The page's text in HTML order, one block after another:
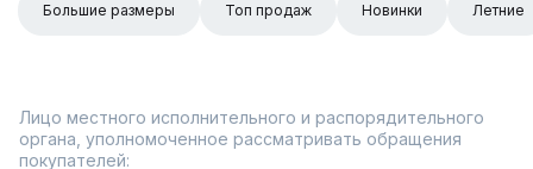
Большие размеры Топ продаж Новинки Летние
Лицо местного исполнительного и распорядительного
органа, уполномоченное рассматривать обращения
покупателей: